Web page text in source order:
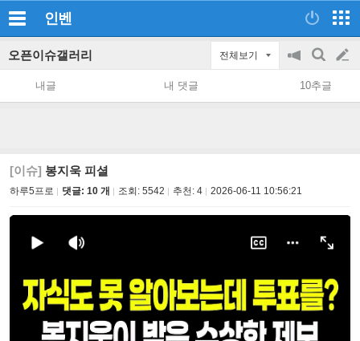
인벤
오픈이슈갤러리 전체보기
공
지
on/off
검
색
글
쓰
내글 내 댓글 10추글
[이슈] 봉지욱 피셜
하루5프로 댓글: 10 개 조회: 5542 추천: 4 2026-06-11 10:56:21